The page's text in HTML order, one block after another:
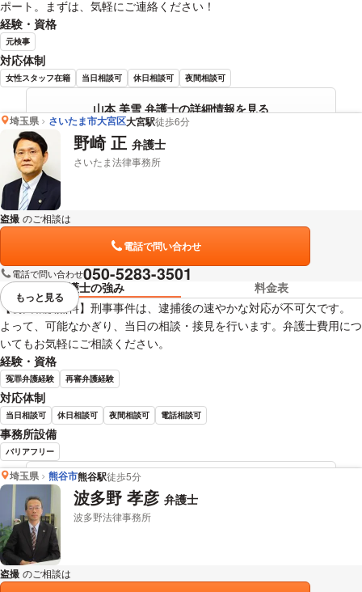
ポート。まずは、気軽にご連絡ください！
経験・資格
元検事
対応体制
女性スタッフ在籍 当日相談可 休日相談可 夜間相談可
山本 美雪 弁護士の詳細情報を見る
埼玉県 さいたま市大宮区大宮駅徒歩6分
野崎 正 弁護士
さいたま法律事務所
盗撮 のご相談は
電話で問い合わせ
電話で問い合わせ050-5283-3501
弁護士の強み
料金表
【初回相談無料】刑事事件は、逮捕後の速やかな対応が不可欠です。
よって、可能なかぎり、当日の相談・接見を行います。弁護士費用につ
いてもお気軽にご相談ください。
経験・資格
冤罪弁護経験 再審弁護経験
対応体制
当日相談可 休日相談可 夜間相談可 電話相談可
事務所設備
バリアフリー
野崎 正 弁護士の詳細情報を見る
視覚的に省略されている要素を
もっと見る
埼玉県 熊谷市熊谷駅徒歩5分
波多野 孝彦 弁護士
波多野法律事務所
盗撮 のご相談は